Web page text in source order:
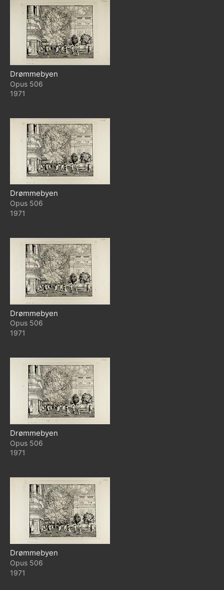
Drømmebyen
506
1971
Drømmebyen
506
1971
Drømmebyen
506
1971
Drømmebyen
506
1971
Drømmebyen
506
1971